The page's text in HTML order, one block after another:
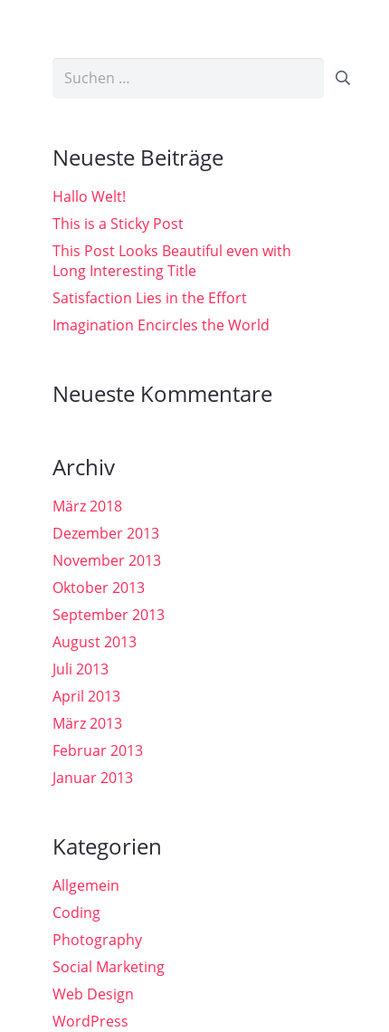
Suchen
Neueste Beiträge
Hallo Welt!
This is a Sticky Post
This Post Looks Beautiful even with
Long Interesting Title
Satisfaction Lies in the Effort
Imagination Encircles the World
Neueste Kommentare
Archiv
März 2018
Dezember 2013
November 2013
Oktober 2013
September 2013
August 2013
Juli 2013
April 2013
März 2013
Februar 2013
Januar 2013
Kategorien
Allgemein
Coding
Photography
Social Marketing
Web Design
WordPress